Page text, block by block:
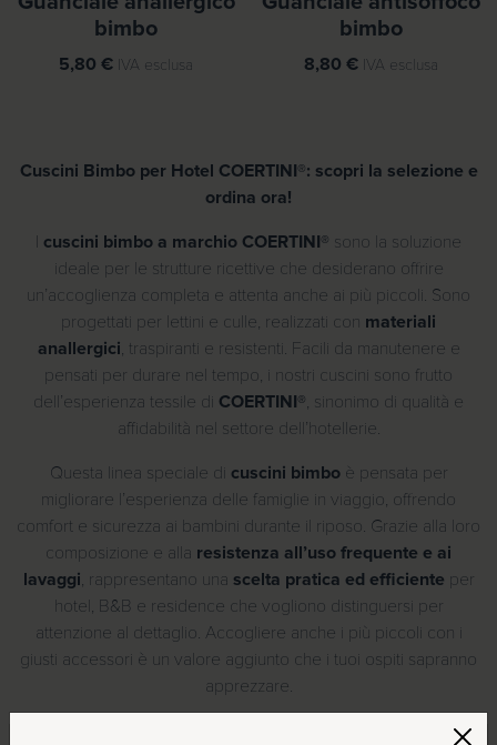
bimbo
5,80 € IVA esclusa
bimbo
8,80 € IVA esclusa
Cuscini Bimbo per Hotel COERTINI®: scopri la selezione e
ordina ora!
I cuscini bimbo a marchio COERTINI® sono la soluzione
ideale per le strutture ricettive che desiderano offrire
un’accoglienza completa e attenta anche ai più piccoli. Sono
progettati per lettini e culle, realizzati con materiali
anallergici, traspiranti e resistenti. Facili da manutenere e
pensati per durare nel tempo, i nostri cuscini sono frutto
dell’esperienza tessile di COERTINI®, sinonimo di qualità e
affidabilità nel settore dell’hotellerie.
Questa linea speciale di cuscini bimboè pensata per
migliorare l’esperienza delle famiglie in viaggio, offrendo
comfort e sicurezza ai bambini durante il riposo. Grazie alla loro
composizione e alla resistenza all’uso frequente e ai
lavaggi, rappresentano una scelta pratica ed efficiente per
hotel, B&B e residence che vogliono distinguersi per
attenzione al dettaglio. Accogliere anche i più piccoli con i
giusti accessori è un valore aggiunto che i tuoi ospiti sapranno
apprezzare.
ordina